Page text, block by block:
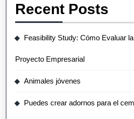
Recent Posts
Feasibility Study: Cómo Evaluar
Proyecto Empresarial
Animales jóvenes
Puedes crear adornos para el